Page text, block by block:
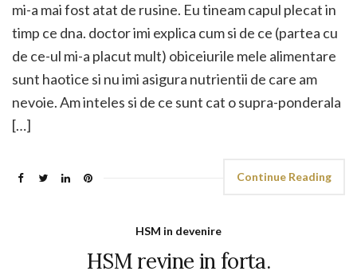
mi-a mai fost atat de rusine. Eu tineam capul plecat in
timp ce dna. doctor imi explica cum si de ce (partea cu
de ce-ul mi-a placut mult) obiceiurile mele alimentare
sunt haotice si nu imi asigura nutrientii de care am
nevoie. Am inteles si de ce sunt cat o supra-ponderala
[…]
Continue Reading
HSM in devenire
HSM revine in forta.